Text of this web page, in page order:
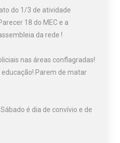
do 1/3 de atividade
18 do MEC e a
da rede !
nas áreas conflagradas!
Parem de matar
é dia de convívio e de